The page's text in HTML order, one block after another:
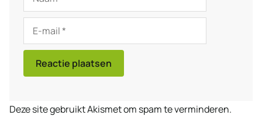
mail
Deze site gebruikt Akismet om spam te verminderen.